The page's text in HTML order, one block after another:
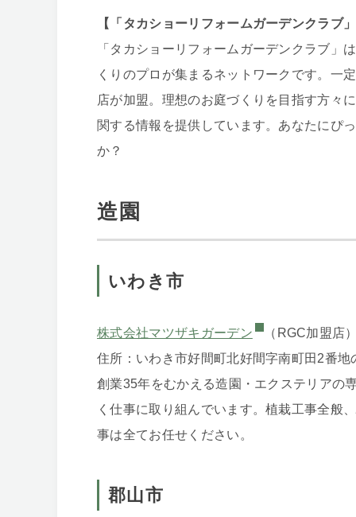
【「タカショーリフォームガーデンクラブ」
「タカショーリフォームガーデンクラブ」
くりのプロが集まるネットワークです。一
店が加盟。理想のお庭づくりを目指す方々
関する情報を提供しています。あなたにぴ
か？
造園
いわき市
株式会社マツザキガーデン
（RGC加盟店）
住所：いわき市好間町北好間字南町田2番地
創業35年をむかえる造園・エクステリアの
く仕事に取り組んでいます。植栽工事全般
事は全てお任せください。
郡山市